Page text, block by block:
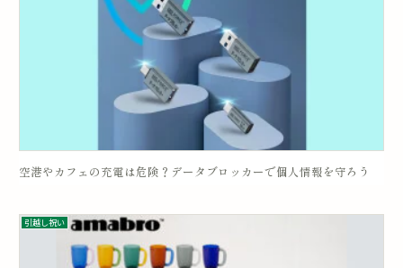
空港やカフェの充電は危険？データブロッカーで個人情報を守ろう
引越し祝い